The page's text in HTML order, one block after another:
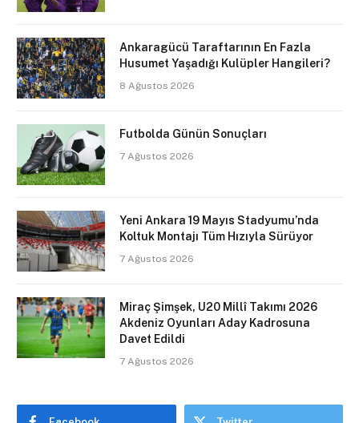
Ankaragücü Taraftarının En Fazla
Husumet Yaşadığı Kulüpler Hangileri?
8 Ağustos 2026
Futbolda Günün Sonuçları
7 Ağustos 2026
Yeni Ankara 19 Mayıs Stadyumu’nda
Koltuk Montajı Tüm Hızıyla Sürüyor
7 Ağustos 2026
Miraç Şimşek, U20 Millî Takımı 2026
Akdeniz Oyunları Aday Kadrosuna
Davet Edildi
7 Ağustos 2026